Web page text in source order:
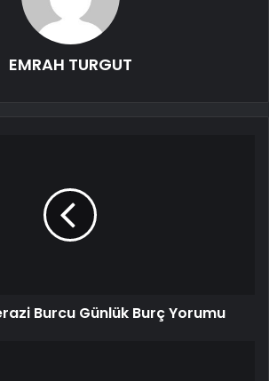
EMRAH TURGUT
Burcu Günlük Burç Yorumu